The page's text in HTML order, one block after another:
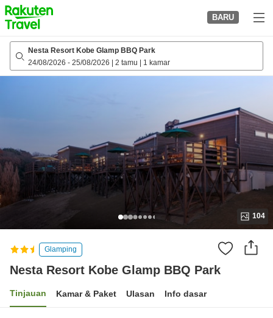
to
top
page
BARU
Nesta Resort Kobe Glamp BBQ Park
24/08/2026 - 25/08/2026 2 tamu 1 kamar
104
Glamping
Nesta Resort Kobe Glamp BBQ Park
Tinjauan Kamar & Paket Ulasan Info dasar